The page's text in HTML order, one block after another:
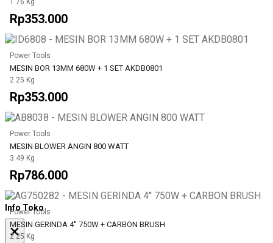
1.76 Kg
Rp353.000
Power Tools
MESIN BOR 13MM 680W + 1 SET AKDB0801
2.25 Kg
Rp353.000
Power Tools
MESIN BLOWER ANGIN 800 WATT
3.49 Kg
Rp786.000
Power Tools
MESIN GERINDA 4'' 750W + CARBON BRUSH
2.25 Kg
Info Toko
×